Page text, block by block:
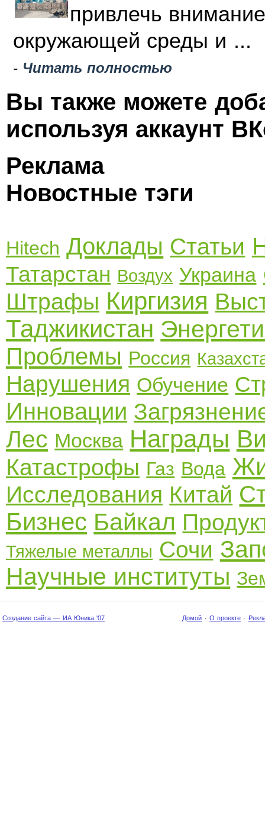
привлечь
окружающей среды и ...
- Читать полностью
Вы также можете
используя аккаунт
Реклама
Новостные тэги
Hitech Доклады Статьи
Татарстан Воздух Украина
Штрафы Киргизия
Таджикистан
Проблемы Россия
Нарушения Обучение
Инновации
Лес Москва Награды
Катастрофы Газ Вода
Исследования Китай
Бизнес Байкал
Тяжелые металлы Сочи
Научные институты
Создание сайта — ИА Юника '07 Домой · О проекте ·